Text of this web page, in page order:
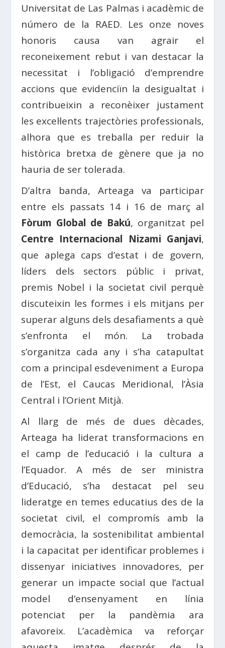
Universitat de Las Palmas i acadèmic de
número de la RAED. Les onze noves
honoris causa van agrair el
reconeixement rebut i van destacar la
necessitat i l’obligació d’emprendre
accions que evidenciïn la desigualtat i
contribueixin a reconèixer justament
les excel·lents trajectòries professionals,
alhora que es treballa per reduir la
històrica bretxa de gènere que ja no
hauria de ser tolerada.
D’altra banda, Arteaga va participar
entre els passats 14 i 16 de març al
Fòrum Global de Bakú, organitzat pel
Centre Internacional Nizami Ganjavi,
que aplega caps d’estat i de govern,
líders dels sectors públic i privat,
premis Nobel i la societat civil perquè
discuteixin les formes i els mitjans per
superar alguns dels desafiaments a què
s’enfronta el món. La trobada
s’organitza cada any i s’ha catapultat
com a principal esdeveniment a Europa
de l’Est, el Caucas Meridional, l’Àsia
Central i l’Orient Mitjà.
Al llarg de més de dues dècades,
Arteaga ha liderat transformacions en
el camp de l’educació i la cultura a
l’Equador. A més de ser ministra
d’Educació, s’ha destacat pel seu
lideratge en temes educatius des de la
societat civil, el compromís amb la
democràcia, la sostenibilitat ambiental
i la capacitat per identificar problemes i
dissenyar iniciatives innovadores, per
generar un impacte social que l’actual
model d’ensenyament en línia
potenciat per la pandèmia ara
afavoreix. L’acadèmica va reforçar